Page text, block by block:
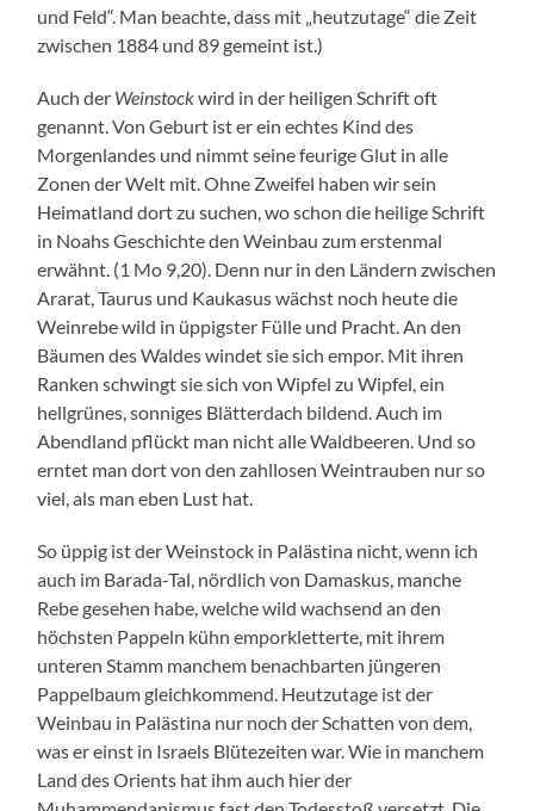
und Feld“. Man beachte, dass mit „heutzutage“ die Zeit
zwischen 1884 und 89 gemeint ist.)
Auch der Weinstockwird in der heiligen Schrift oft
genannt. Von Geburt ist er ein echtes Kind des
Morgenlandes und nimmt seine feurige Glut in alle
Zonen der Welt mit. Ohne Zweifel haben wir sein
Heimatland dort zu suchen, wo schon die heilige Schrift
in Noahs Geschichte den Weinbau zum erstenmal
erwähnt. (1 Mo 9,20). Denn nur in den Ländern zwischen
Ararat, Taurus und Kaukasus wächst noch heute die
Weinrebe wild in üppigster Fülle und Pracht. An den
Bäumen des Waldes windet sie sich empor. Mit ihren
Ranken schwingt sie sich von Wipfel zu Wipfel, ein
hellgrünes, sonniges Blätterdach bildend. Auch im
Abendland pflückt man nicht alle Waldbeeren. Und so
erntet man dort von den zahllosen Weintrauben nur so
viel, als man eben Lust hat.
So üppig ist der Weinstock in Palästina nicht, wenn ich
auch im Barada-Tal, nördlich von Damaskus, manche
Rebe gesehen habe, welche wild wachsend an den
höchsten Pappeln kühn emporkletterte, mit ihrem
unteren Stamm manchem benachbarten jüngeren
Pappelbaum gleichkommend. Heutzutage ist der
Weinbau in Palästina nur noch der Schatten von dem,
was er einst in Israels Blütezeiten war. Wie in manchem
Land des Orients hat ihm auch hier der